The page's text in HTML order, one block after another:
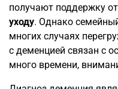
получают поддержку от
уходу. Однако
многих случаях
с деменцией связан с
много времени,